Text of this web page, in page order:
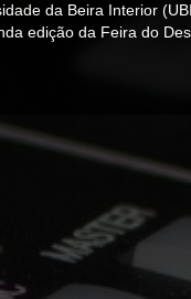
da Beira Interior
edição da Feira do